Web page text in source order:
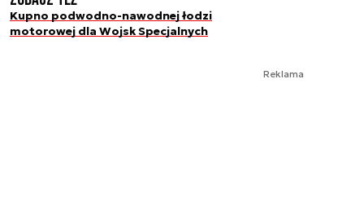
Kupno podwodno-nawodnej łodzi
motorowej dla Wojsk Specjalnych
Reklama